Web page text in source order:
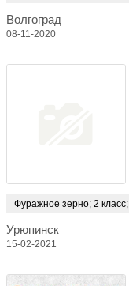
Волгоград
08-11-2020
Фуражное зерно; 2 класс;
Урюпинск
15-02-2021